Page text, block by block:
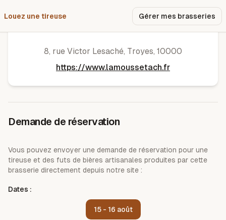
Louez une tireuse Gérer mes brasseries
La Moussetach'
8, rue Victor Lesaché, Troyes, 10000
https://www.lamoussetach.fr
Demande de réservation
Vous pouvez envoyer une demande de réservation pour une
tireuse et des futs de bières artisanales produites par cette
brasserie directement depuis notre site :
Dates :
15 - 16 août